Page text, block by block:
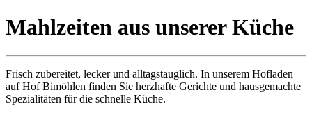
Mahlzeiten aus unserer Küche
Frisch zubereitet, lecker und alltagstauglich. In unserem Hofladen
auf Hof Bimöhlen finden Sie herzhafte Gerichte und hausgemachte
Spezialitäten für die schnelle Küche.